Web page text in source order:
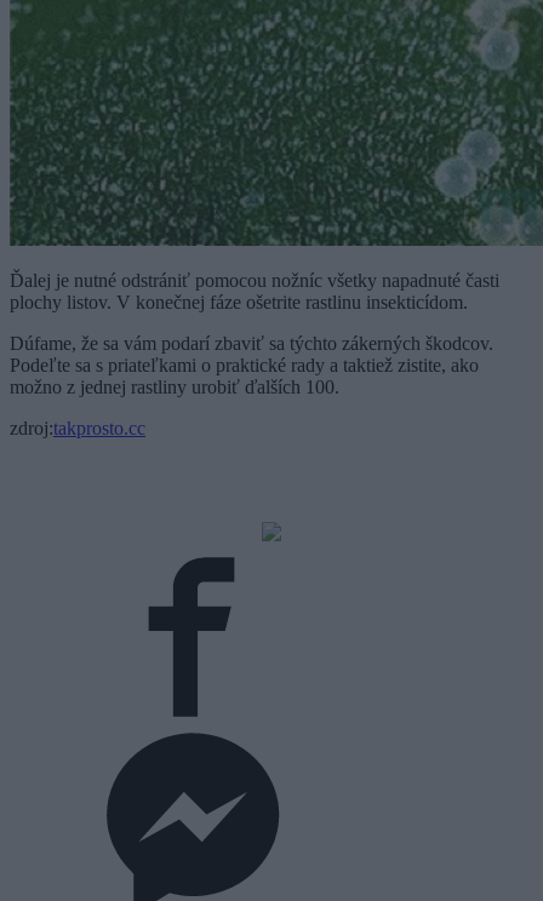
Ďalej je nutné odstrániť pomocou nožníc všetky napadnuté časti
plochy listov. V konečnej fáze ošetrite rastlinu insekticídom.
Dúfame, že sa vám podarí zbaviť sa týchto zákerných škodcov.
Podeľte sa s priateľkami o praktické rady a taktiež zistite, ako
možno z jednej rastliny urobiť ďalších 100.
zdroj:takprosto.cc